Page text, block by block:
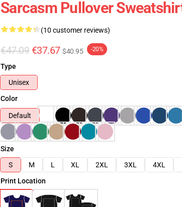
Sarcasm Pullover
(10 customer reviews)
€47.09 €37.67 $40.95 -20%
Type
Unisex
Color
Default
Size
S
M L XL 2XL 3XL 4XL
Print Location